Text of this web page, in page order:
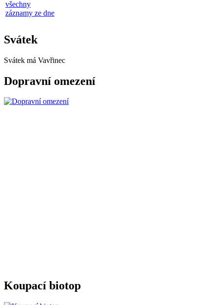
všechny
záznamy ze dne
Svátek
Svátek má Vavřinec
Dopravní omezení
Koupací biotop